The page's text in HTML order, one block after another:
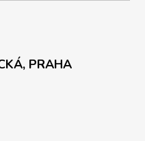
PRAHA